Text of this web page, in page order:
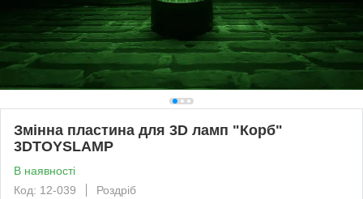
Змінна пластина для 3D ламп "Корб"
3DTOYSLAMP
В наявності
Код: 12-039
Роздріб